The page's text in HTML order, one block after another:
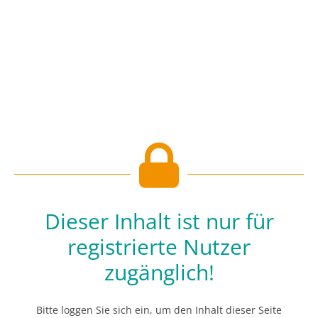
Dieser Inhalt ist nur für
registrierte Nutzer
zugänglich!
Bitte loggen Sie sich ein, um den Inhalt dieser Seite